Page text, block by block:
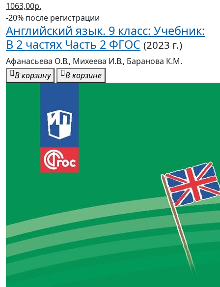
1063,00р.
-20% после регистрации
Английский язык. 9 класс: Учебник:
В 2 частях Часть 2 ФГОС (2023 г.)
Афанасьева О.В., Михеева И.В., Баранова К.М.
В корзину
В корзине